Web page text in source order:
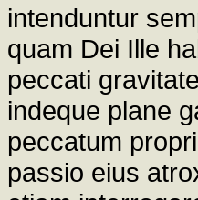
intenduntur
quam Dei Ille
peccati
indeque plane
peccatum
passio eius